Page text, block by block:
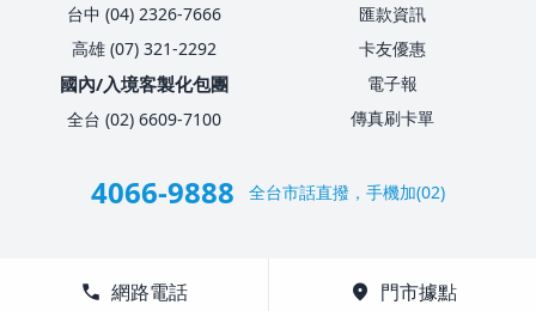
台中 (04) 2326-7666
高雄 (07) 321-2292
國內/入境客製化包團
全台 (02) 6609-7100
匯款資訊
卡友優惠
電子報
傳真刷卡單
4066-9888 全台市話直撥，手機加(02)
call 網路電話 location_on 門市據點